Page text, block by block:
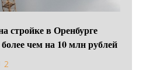
стройке в Оренбурге
чем на 10 млн рублей
2